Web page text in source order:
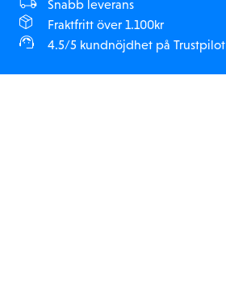
Snabb leverans
Fraktfritt över 1.100kr
4.5/5 kundnöjdhet på Trustpilot